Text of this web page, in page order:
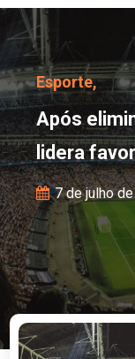
Após
Esporte,
Após
lidera
7 de julho